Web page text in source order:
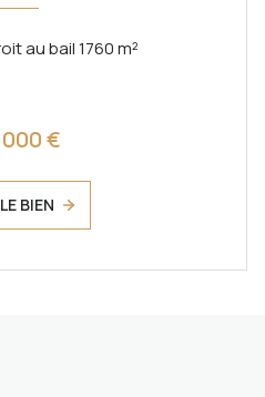
Cession de droit au bail 1760 m²
€
BIEN